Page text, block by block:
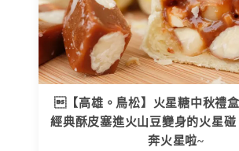
【高雄。鳥松】火星糖中秋禮
經典酥皮塞進火山豆變身的火星
奔火星啦~